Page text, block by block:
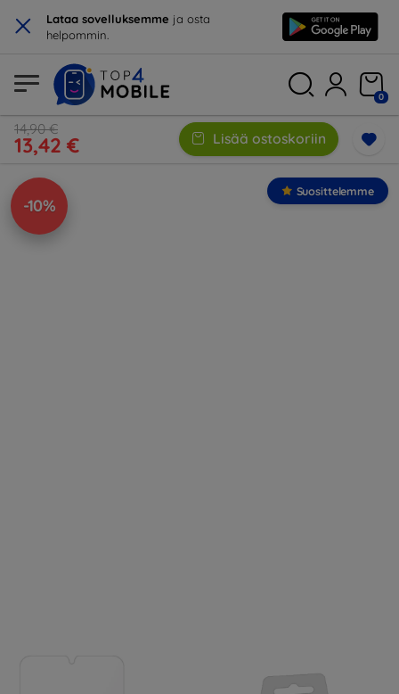
× Lataa sovelluksemme ja osta
helpommin.
0
14,90 €
13,42 € Lisää ostoskoriin
-10%
Suosittelemme